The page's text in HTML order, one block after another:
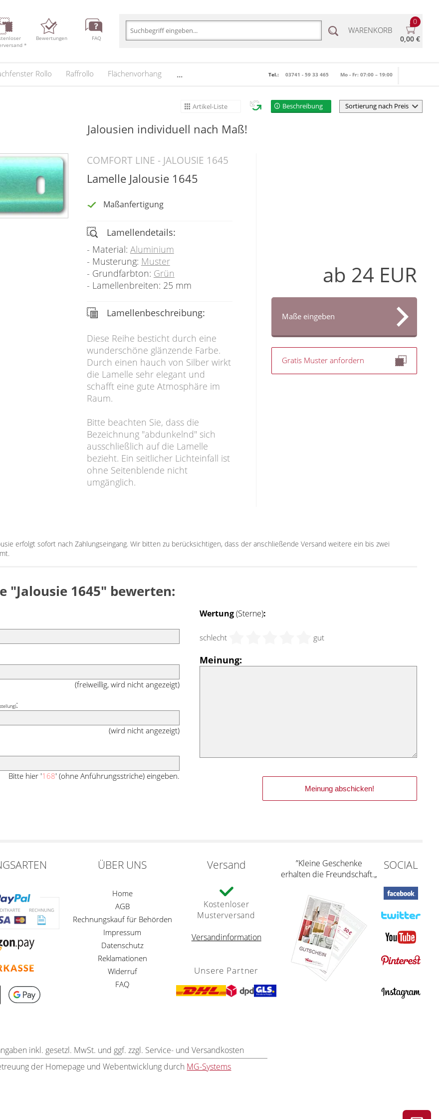
*
Bewertungen FAQ
0
WARENKORB
0,00 €
Rollo Raffrollo Flächenvorhang ... Tel.: 03741 - 59 33 465 Mo - Fr: 07:00 – 19:00
Artikel-Liste Beschreibung
Jalousien individuell nach Maß!
COMFORT LINE - JALOUSIE 1645
Lamelle Jalousie 1645
Maßanfertigung
Lamellendetails:
Material: Aluminium
Musterung: Muster
Grundfarbton: Grün
Lamellenbreiten: 25 mm
Lamellenbeschreibung:
Diese Reihe besticht durch eine
wunderschöne glänzende Farbe.
Durch einen hauch von Silber wirkt
die Lamelle sehr elegant und
schafft eine gute Atmosphäre im
Raum.
Bitte beachten Sie, dass die
Bezeichnung "abdunkelnd" sich
ausschließlich auf die Lamelle
bezieht. Ein seitlicher Lichteinfall ist
ohne Seitenblende nicht
umgänglich.
ab 24 EUR
Maße eingeben
Gratis Muster anfordern
erfolgt sofort nach Zahlungseingang. Wir bitten zu berücksichtigen, dass der anschließende Versand weitere ein bis zwei
"Jalousie 1645" bewerten:
(freiweillig, wird nicht angezeigt)
:
(wird nicht angezeigt)
Bitte hier '168' (ohne Anführungsstriche) eingeben.
Wertung(Sterne):
schlecht gut
Meinung:
ÜBER UNS
Home
AGB
Rechnungskauf für Behörden
Impressum
Datenschutz
Reklamationen
Widerruf
FAQ
Versand
Kostenloser
Musterversand
Versandinformation
Unsere Partner
”Kleine Geschenke
erhalten die Freundschaft.„
SOCIAL
inkl. gesetzl. MwSt. und ggf. zzgl. Service- und Versandkosten
der Homepage und Webentwicklung durch MG-Systems